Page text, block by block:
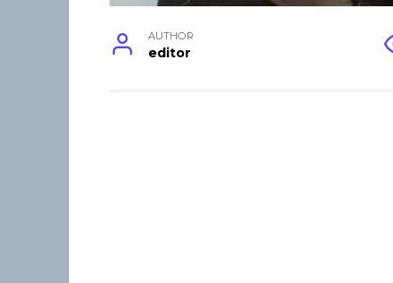
AUTHOR
editor